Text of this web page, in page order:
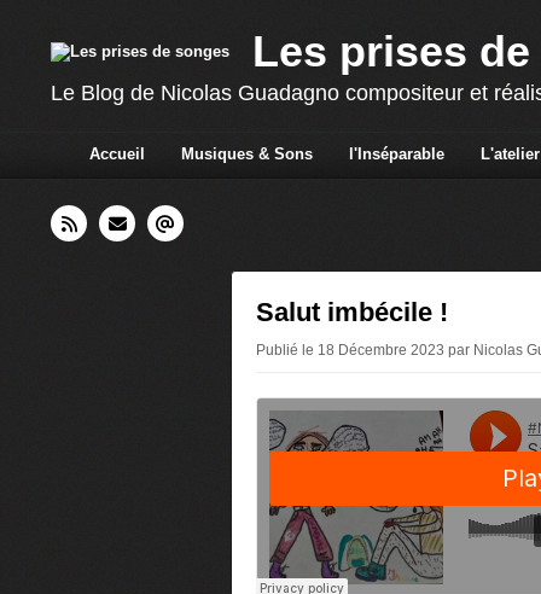
Les prises
Le Blog de Nicolas Guadagno compositeur et
Accueil Musiques & Sons l'Inséparable L'atelier
Salut imbécile !
Publié le 18 Décembre 2023 par Nicolas